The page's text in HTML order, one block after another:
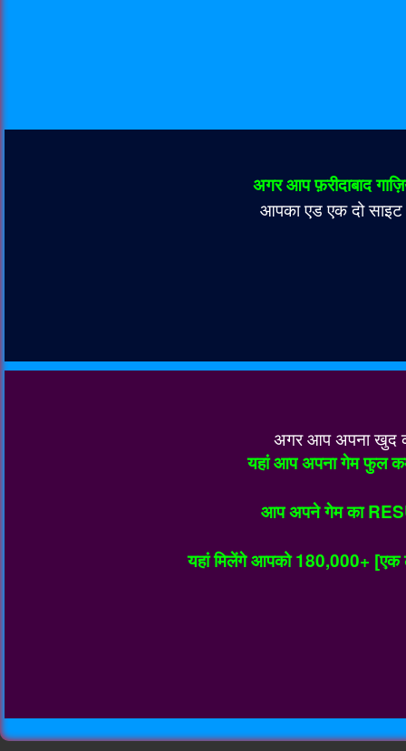
अगर आप फ़रीदाबाद
आपका एड एक दो साइट
अगर आप अपना खुद
यहां आप अपना गेम फुल
आप अपने गेम का
यहां मिलेंगे आपको 180,000+ [एक